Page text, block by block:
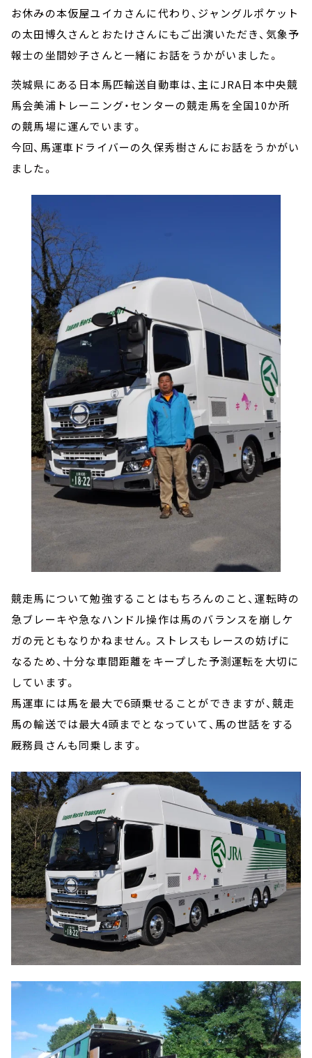
お休みの本仮屋ユイカさんに代わり、ジャングルポケット
の太田博久さんとおたけさんにもご出演いただき、気象予
報士の坐間妙子さんと一緒にお話をうかがいました。
茨城県にある日本馬匹輸送自動車は、主にJRA日本中央競
馬会美浦トレーニング・センターの競走馬を全国10か所
の競馬場に運んでいます。
今回、馬運車ドライバーの久保秀樹さんにお話をうかがい
ました。
競走馬について勉強することはもちろんのこと、運転時の
急ブレーキや急なハンドル操作は馬のバランスを崩しケ
ガの元ともなりかねません。ストレスもレースの妨げに
なるため、十分な車間距離をキープした予測運転を大切に
しています。
馬運車には馬を最大で6頭乗せることができますが、競走
馬の輸送では最大4頭までとなっていて、馬の世話をする
厩務員さんも同乗します。